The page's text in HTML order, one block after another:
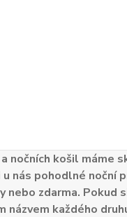
košil máme
nás pohodlné noční
nebo zdarma.
každého